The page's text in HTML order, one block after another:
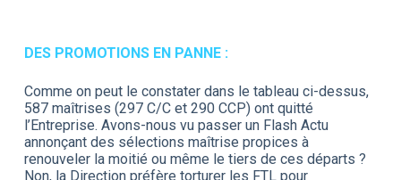
DES PROMOTIONS EN PANNE :
Comme on peut le constater dans le tableau ci-dessus,
587 maîtrises (297 C/C et 290 CCP) ont quitté
l’Entreprise. Avons-nous vu passer un Flash Actu
annonçant des sélections maîtrise propices à
renouveler la moitié ou même le tiers de ces départs ?
Non, la Direction préfère torturer les FTL pour